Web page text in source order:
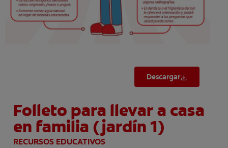
Descargar
Folleto para llevar a casa
en familia (jardín 1)
RECURSOS EDUCATIVOS